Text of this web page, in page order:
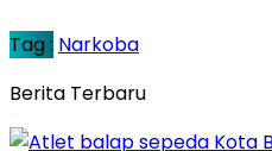
Tag : Narkoba
Berita Terbaru